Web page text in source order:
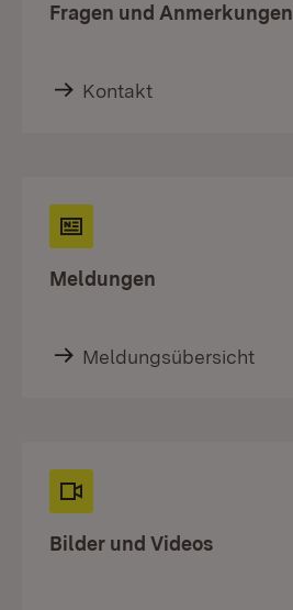
Fragen und Anmerkungen
Kontakt
Meldungen
Meldungsübersicht
Bilder und Videos